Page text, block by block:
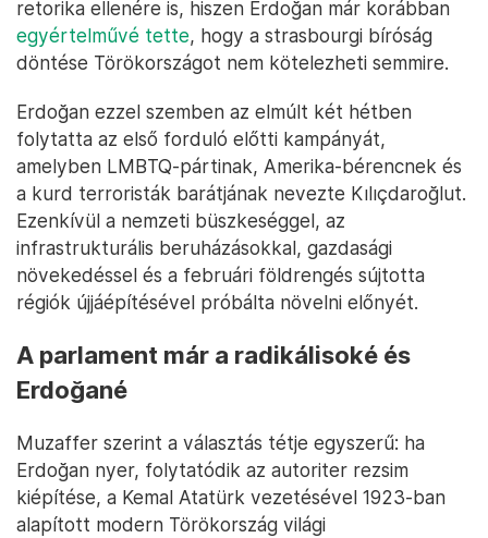
retorika ellenére is, hiszen Erdoğan már korábban
egyértelművé tette, hogy a strasbourgi bíróság
döntése Törökországot nem kötelezheti semmire.
Erdoğan ezzel szemben az elmúlt két hétben
folytatta az első forduló előtti kampányát,
amelyben LMBTQ-pártinak, Amerika-bérencnek és
a kurd terroristák barátjának nevezte Kılıçdaroğlut.
Ezenkívül a nemzeti büszkeséggel, az
infrastrukturális beruházásokkal, gazdasági
növekedéssel és a februári földrengés sújtotta
régiók újjáépítésével próbálta növelni előnyét.
A parlament már a radikálisoké és
Erdoğané
Muzaffer szerint a választás tétje egyszerű: ha
Erdoğan nyer, folytatódik az autoriter rezsim
kiépítése, a Kemal Atatürk vezetésével 1923-ban
alapított modern Törökország világi